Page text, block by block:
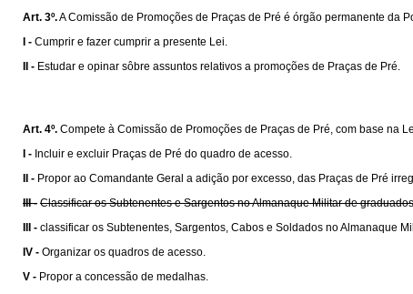
Art. 3º.A Comissão de Promoções de Praças de Pré é órgão permanente da
I - Cumprir e fazer cumprir a presente Lei.
II - Estudar e opinar sôbre assuntos relativos a promoções de Praças de Pré.
Art. 4º. Compete à Comissão de Promoções de Praças de Pré, com base na
I - Incluir e excluir Praças de Pré do quadro de acesso.
II - Propor ao Comandante Geral a adição por excesso, das Praças de Pré
III - Classificar os Subtenentes e Sargentos no Almanaque Militar de
III - classificar os Subtenentes, Sargentos, Cabos e Soldados no Almanaque
IV - Organizar os quadros de acesso.
V - Propor a concessão de medalhas.